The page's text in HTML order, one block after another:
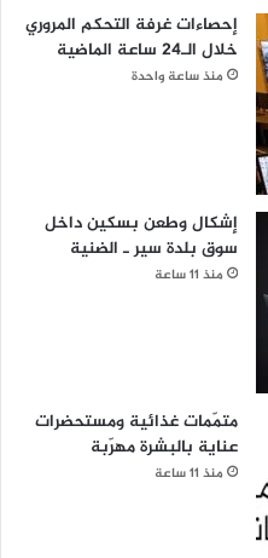
إحصاءات غرفة التحكم المروري
خلال الـ24 ساعة الماضية
منذ ساعة واحدة
إشكال وطعن بسكين داخل
سوق بلدة سير ـ الضنية
منذ 11 ساعة
متمّمات غذائية ومستحضرات
عناية بالبشرة مهرّبة
منذ 11 ساعة